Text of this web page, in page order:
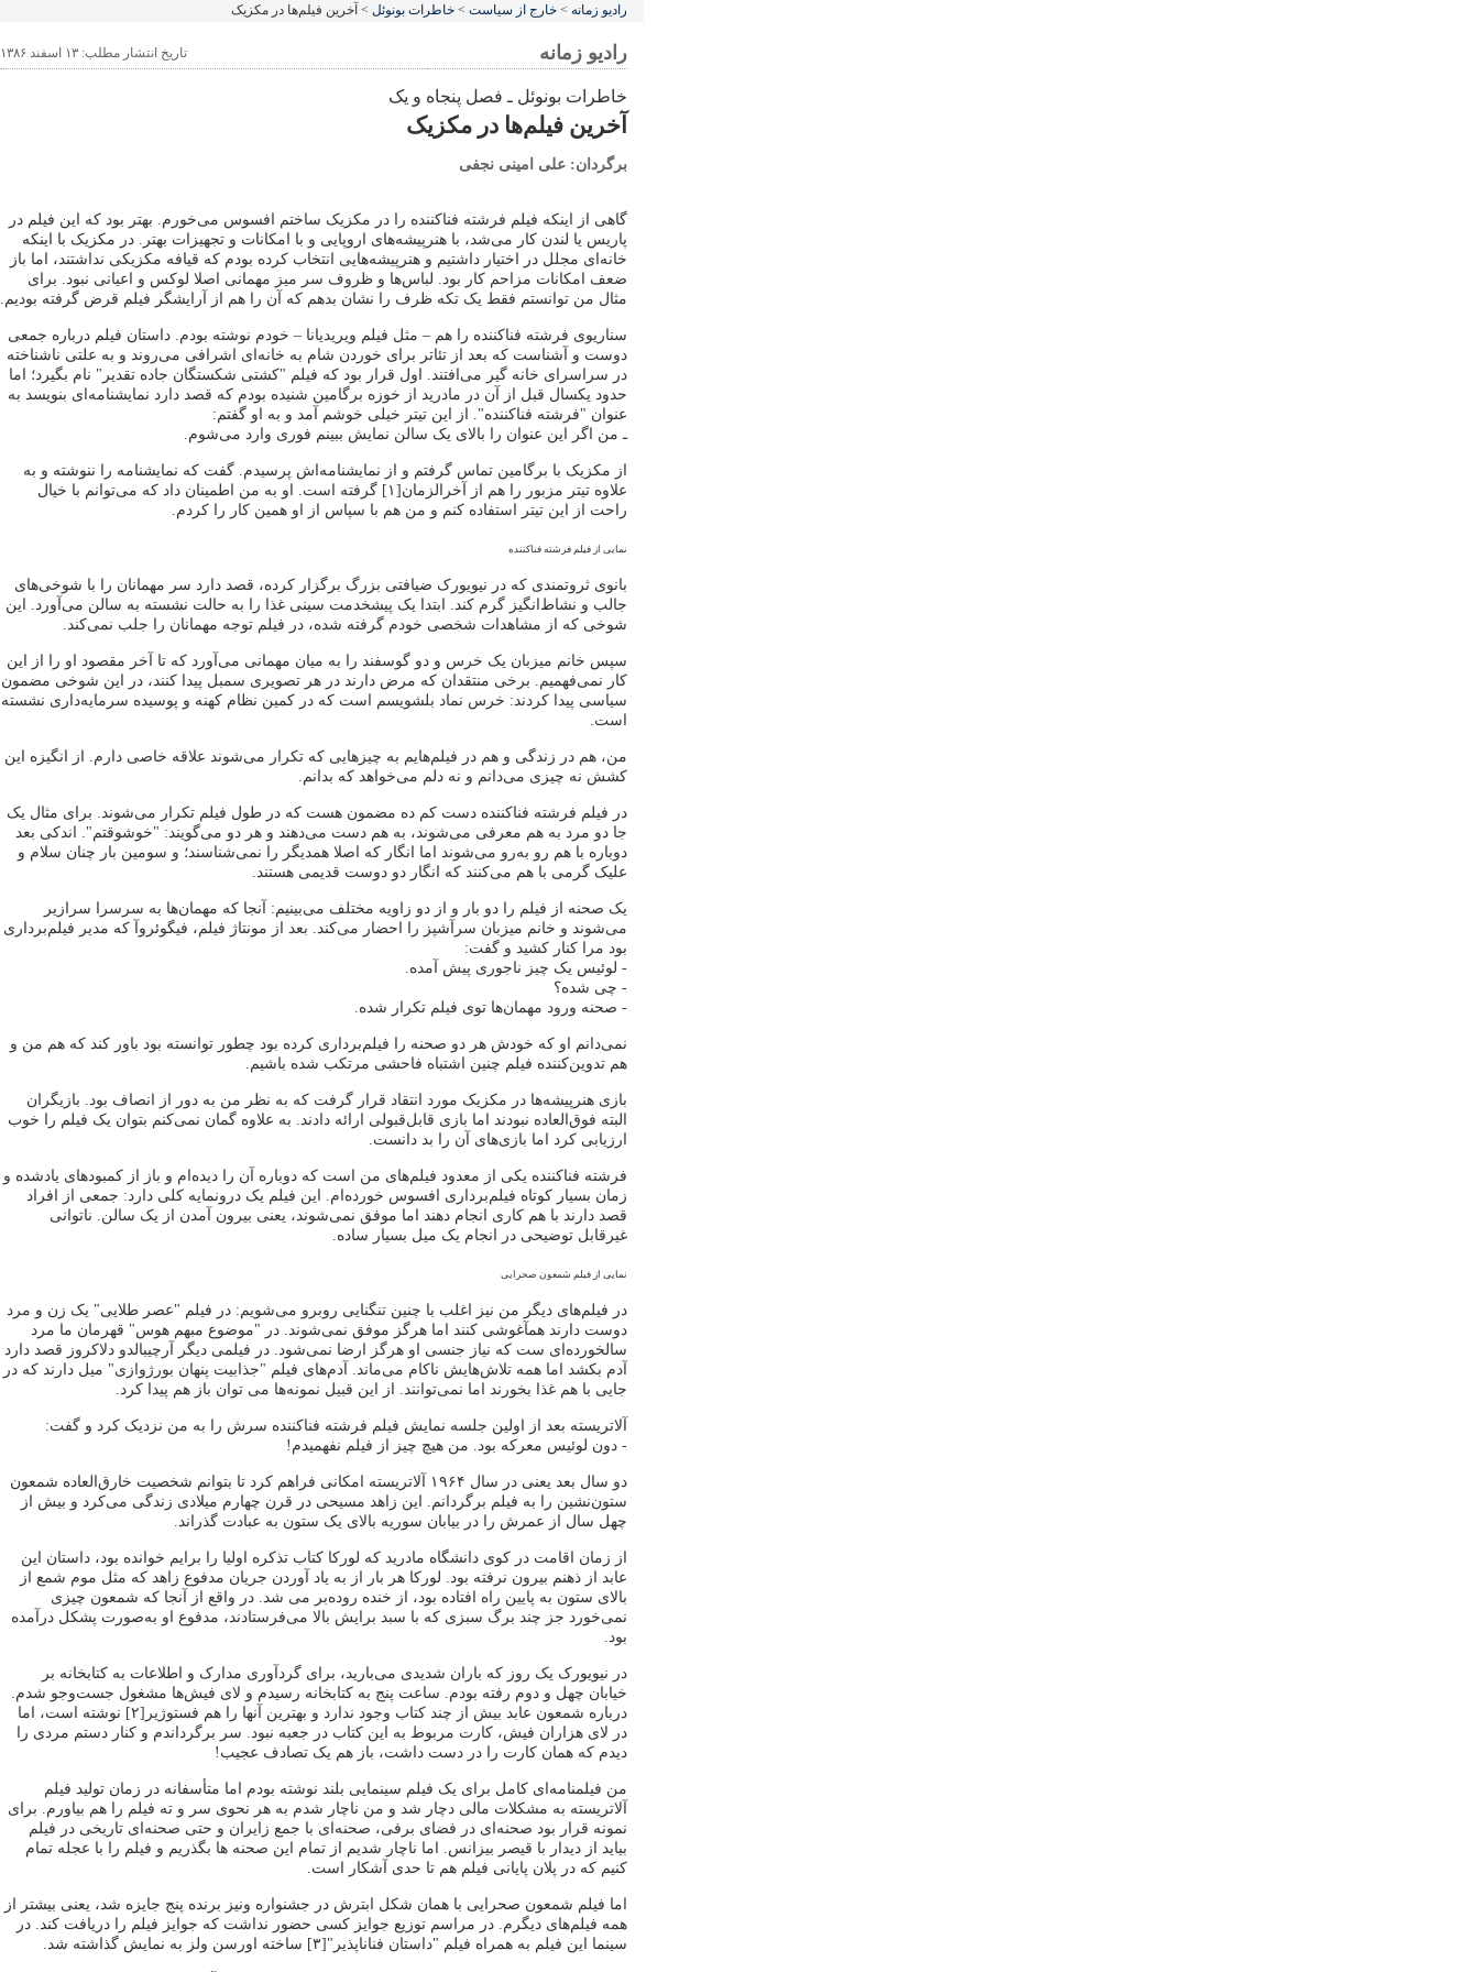
رادیو زمانه > خارج از سیاست > خاطرات بونوئل > آخرین فیلم‌ها در مکزیک
رادیو زمانه تاریخ انتشار مطلب: ۱۳ اسفند ۱۳۸۶
خاطرات بونوئل ـ فصل پنجاه و یک
آخرین فیلم‌ها در مکزیک
برگردان: علی امینی نجفی
گاهی از اینکه فیلم فرشته فناکننده را در مکزیک ساختم افسوس می‌خورم. بهتر بود که این فیلم در
پاریس یا لندن کار می‌شد، با هنرپیشه‌های اروپایی و با امکانات و تجهیزات بهتر. در مکزیک با اینکه
خانه‌ای مجلل در اختیار داشتیم و هنرپیشه‌هایی انتخاب کرده بودم که قیافه مکزیکی نداشتند، اما باز
ضعف امکانات مزاحم کار بود. لباس‌ها و ظروف سر میز مهمانی اصلا لوکس و اعیانی نبود. برای
مثال من توانستم فقط یک تکه ظرف را نشان بدهم که آن را هم از آرایشگر فیلم قرض گرفته بودیم.
سناریوی فرشته فناکننده را هم – مثل فیلم ویریدیانا – خودم نوشته بودم. داستان فیلم درباره جمعی
دوست و آشناست که بعد از تئاتر برای خوردن شام به خانه‌ای اشرافی می‌روند و به علتی ناشناخته
در سراسرای خانه گیر می‌افتند. اول قرار بود که فیلم "کشتی شکستگان جاده تقدیر" نام بگیرد؛ اما
حدود یکسال قبل از آن در مادرید از خوزه برگامین شنیده بودم که قصد دارد نمایشنامه‌ای بنویسد به
عنوان "فرشته فناکننده". از این تیتر خیلی خوشم آمد و به او گفتم:
ـ من اگر این عنوان را بالای یک سالن نمایش ببینم فوری وارد می‌شوم.
از مکزیک با برگامین تماس گرفتم و از نمایشنامه‌اش پرسیدم. گفت که نمایشنامه را ننوشته و به
علاوه تیتر مزبور را هم از آخرالزمان[۱] گرفته است. او به من اطمینان داد که می‌توانم با خیال
راحت از این تیتر استفاده کنم و من هم با سپاس از او همین کار را کردم.
نمایی از فیلم فرشته فناکننده
بانوی ثروتمندی که در نیویورک ضیافتی بزرگ برگزار کرده، قصد دارد سر مهمانان را با شوخی‌های
جالب و نشاط‌انگیز گرم کند. ابتدا یک پیشخدمت سینی غذا را به حالت نشسته به سالن می‌آورد. این
شوخی که از مشاهدات شخصی خودم گرفته شده، در فیلم توجه مهمانان را جلب نمی‌کند.
سپس خانم میزبان یک خرس و دو گوسفند را به میان مهمانی می‌آورد که تا آخر مقصود او را از این
کار نمی‌فهمیم. برخی منتقدان که مرض دارند در هر تصویری سمبل پیدا کنند، در این شوخی مضمون
سیاسی پیدا کردند: خرس نماد بلشویسم است که در کمین نظام کهنه و پوسیده سرمایه‌داری نشسته
است.
من، هم در زندگی و هم در فیلم‌هایم به چیزهایی که تکرار می‌شوند علاقه خاصی دارم. از انگیزه این
کشش نه چیزی می‌دانم و نه دلم می‌خواهد که بدانم.
در فیلم فرشته فناکننده دست کم ده مضمون هست که در طول فیلم تکرار می‌شوند. برای مثال یک
جا دو مرد به هم معرفی می‌شوند، به هم دست می‌دهند و هر دو می‌گویند: "خوشوقتم". اندکی بعد
دوباره با هم رو به‌رو می‌شوند اما انگار که اصلا همدیگر را نمی‌شناسند؛ و سومین بار چنان سلام و
علیک گرمی با هم می‌کنند که انگار دو دوست قدیمی هستند.
یک صحنه از فیلم را دو بار و از دو زاویه مختلف می‌بینیم: آنجا که مهمان‌ها به سرسرا سرازیر
می‌شوند و خانم میزبان سرآشپز را احضار می‌کند. بعد از مونتاژ فیلم، فیگوئروآ که مدیر فیلم‌برداری
بود مرا کنار کشید و گفت:
- لوئیس یک چیز ناجوری پیش آمده.
- چی شده؟
- صحنه ورود مهمان‌ها توی فیلم تکرار شده.
نمی‌دانم او که خودش هر دو صحنه را فیلم‌برداری کرده بود چطور توانسته بود باور کند که هم من و
هم تدوین‌کننده فیلم چنین اشتباه فاحشی مرتکب شده باشیم.
بازی هنرپیشه‌ها در مکزیک مورد انتقاد قرار گرفت که به نظر من به دور از انصاف بود. بازیگران
البته فوق‌العاده نبودند اما بازی قابل‌قبولی ارائه دادند. به علاوه گمان نمی‌کنم بتوان یک فیلم را خوب
ارزیابی کرد اما بازی‌های آن را بد دانست.
فرشته فناکننده یکی از معدود فیلم‌های من است که دوباره آن را دیده‌ام و باز از کمبودهای یادشده و
زمان بسیار کوتاه فیلم‌برداری افسوس خورده‌ام. این فیلم یک درونمایه کلی دارد: جمعی از افراد
قصد دارند با هم کاری انجام دهند اما موفق نمی‌شوند، یعنی بیرون آمدن از یک سالن. ناتوانی
غیرقابل توضیحی در انجام یک میل بسیار ساده.
نمایی از فیلم شمعون صحرایی
در فیلم‌های دیگر من نیز اغلب با چنین تنگنایی روبرو می‌شویم: در فیلم "عصر طلایی" یک زن و مرد
دوست دارند همآغوشی کنند اما هرگز موفق نمی‌شوند. در "موضوع مبهم هوس" قهرمان ما مرد
سالخورده‌ای ست که نیاز جنسی او هرگز ارضا نمی‌شود. در فیلمی دیگر آرچیبالدو دلاکروز قصد دارد
آدم بکشد اما همه تلاش‌هایش ناکام می‌ماند. آدم‌های فیلم "جذابیت پنهان بورژوازی" میل دارند که در
جایی با هم غذا بخورند اما نمی‌توانند. از این قبیل نمونه‌ها می توان باز هم پیدا کرد.
آلاتریسته بعد از اولین جلسه نمایش فیلم فرشته فناکننده سرش را به من نزدیک کرد و گفت:
- دون لوئیس معرکه بود. من هیچ چیز از فیلم نفهمیدم!
دو سال بعد یعنی در سال ۱۹۶۴ آلاتریسته امکانی فراهم کرد تا بتوانم شخصیت خارق‌العاده شمعون
ستون‌نشین را به فیلم برگردانم. این زاهد مسیحی در قرن چهارم میلادی زندگی می‌کرد و بیش از
چهل سال از عمرش را در بیابان سوریه بالای یک ستون به عبادت گذراند.
از زمان اقامت در کوی دانشگاه مادرید که لورکا کتاب تذکره اولیا را برایم خوانده بود، داستان این
عابد از ذهنم بیرون نرفته بود. لورکا هر بار از به یاد آوردن جریان مدفوع زاهد که مثل موم شمع از
بالای ستون به پایین راه افتاده بود، از خنده روده‌بر می شد. در واقع از آنجا که شمعون چیزی
نمی‌خورد جز چند برگ سبزی که با سبد برایش بالا می‌فرستادند، مدفوع او به‌صورت پشکل درآمده
بود.
در نیویورک یک روز که باران شدیدی می‌بارید، برای گردآوری مدارک و اطلاعات به کتابخانه بر
خیابان چهل و دوم رفته بودم. ساعت پنج به کتابخانه رسیدم و لای فیش‌ها مشغول جست‌و‌جو شدم.
درباره شمعون عابد بیش از چند کتاب وجود ندارد و بهترین آنها را هم فستوژیر[۲] نوشته است، اما
در لای هزاران فیش، کارت مربوط به این کتاب در جعبه نبود. سر برگرداندم و کنار دستم مردی را
دیدم که همان کارت را در دست داشت، باز هم یک تصادف عجیب!
من فیلمنامه‌ای کامل برای یک فیلم سینمایی بلند نوشته بودم اما متأسفانه در زمان تولید فیلم
آلاتریسته به مشکلات مالی دچار شد و من ناچار شدم به هر نحوی سر و ته فیلم را هم بیاورم. برای
نمونه قرار بود صحنه‌ای در فضای برفی، صحنه‌ای با جمع زایران و حتی صحنه‌ای تاریخی در فیلم
بیاید از دیدار با قیصر بیزانس. اما ناچار شدیم از تمام این صحنه ها بگذریم و فیلم را با عجله تمام
کنیم که در پلان پایانی فیلم هم تا حدی آشکار است.
اما فیلم شمعون صحرایی با همان شکل ابترش در جشنواره ونیز برنده پنج جایزه شد، یعنی بیشتر از
همه فیلم‌های دیگرم. در مراسم توزیع جوایز کسی حضور نداشت که جوایز فیلم را دریافت کند. در
سینما این فیلم به همراه فیلم "داستان فناناپذیر"[۳] ساخته اورسن ولز به نمایش گذاشته شد.